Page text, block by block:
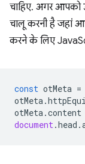
चाहिए. अगर आपको
चालू करनी है जहां
करने के लिए
const otMeta =
otMeta.
otMeta.content
document.head .